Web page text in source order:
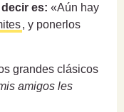
es: «Aún hay
, y ponerlos
grandes clásicos
amigos les